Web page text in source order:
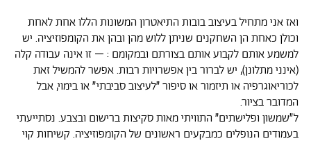
ואז אני מתחיל בעיצוב בובות התיאטרון המשונות הללו אחת לאחת
וכולן כאחת הן השחקנים שניתן ללוש מהן ובהן את הקומפוזיציה. יש
למשמע אותם לקבוע אותם בצורתם ובמקומם : – זו אינה עבודה קלה
(אינני מתלונן), יש לברור בין אפשרויות רבות. אפשר להמשיל זאת
לכוריאוגרפיה או תיזמור או סיפור ״לעיצוב סביבתי״ או בימוי, אבל
המדובר בציור.
ל״שמשון ופלישתים״ התוויתי מאות סקיצות ברישום ובצבע. נסתייעתי
בעמודים הנופלים כמבקעים ראשונים של הקומפוזיציה. קשיחות קוי